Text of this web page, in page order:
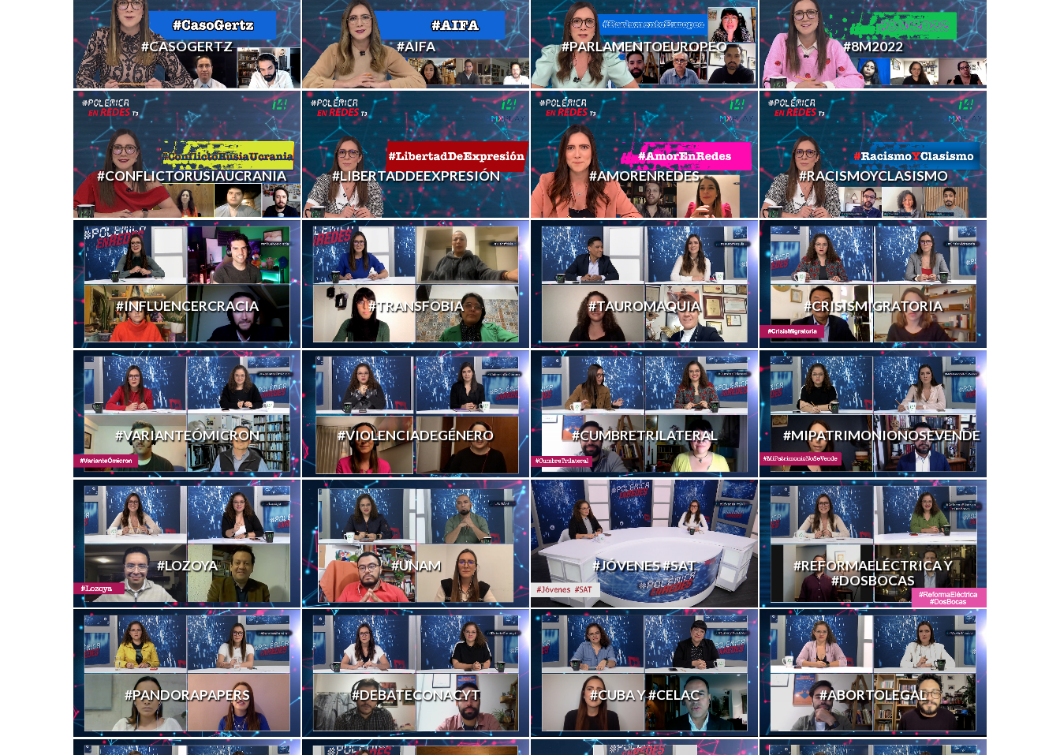
#CASOGERTZ #AIFA #PARLAMENTOEUROPEO #8M2022
#CONFLICTORUSIAUCRANIA #LIBERTADDEEXPRESIÓN #AMORENREDES #RACISMOYCLASISMO
#INFLUENCERCRACIA #TRANSFOBIA #TAUROMAQUIA #CRISISMIGRATORIA
#VARIANTEÓMICRON #VIOLENCIADEGÉNERO #CUMBRETRILATERAL #MIPATRIMONIONOSEVENDE
#LOZOYA #UNAM #JÓVENES #SAT
#REFORMAELÉCTRICA Y
#DOSBOCAS
#PANDORAPAPERS #DEBATECONACYT #CUBA Y #CELAC #ABORTOLEGAL